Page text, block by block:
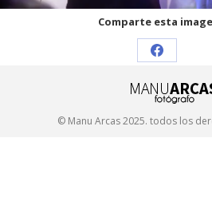
Comparte esta
Share
on
Facebook
© Manu Arcas 2025. todos los